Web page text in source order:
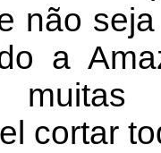
não
a
muitas
cortar